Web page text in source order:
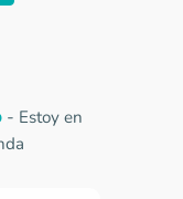
- Estoy en